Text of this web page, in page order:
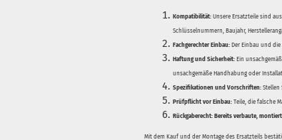
Kompatibilität: Unsere Ersatzteile sind
Schlüsselnummern, Baujahr,
Fachgerechter Einbau: Der Einbau und die
Haftung und Sicherheit: Ein
unsachgemäße Handhabung oder
Spezifikationen und Vorschriften: Stellen
Prüfpflicht vor Einbau: Teile, die falsche
Rückgaberecht: Bereits verbaute,
Mit dem Kauf und der Montage des Ersatzteils